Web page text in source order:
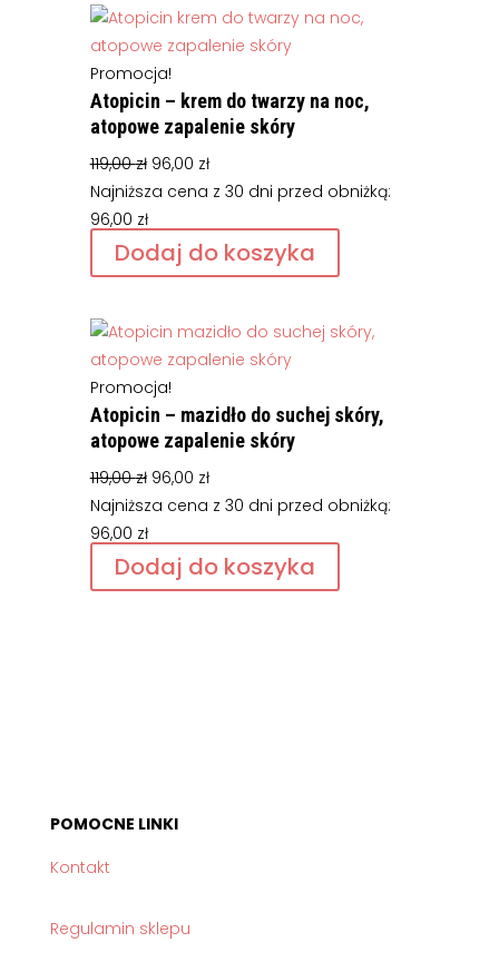
Promocja!
Atopicin – krem do twarzy na noc,
atopowe zapalenie skóry
119,00zł Pierwotna
cena
119,00 zł.
96,00 złAktualna
cena
96,00 zł.
Najniższa cena z 30 dni przed obniżką:
96,00 zł
Dodaj do koszyka
Promocja!
Atopicin – mazidło do suchej skóry,
atopowe zapalenie skóry
119,00zł Pierwotna
cena
119,00 zł.
96,00 złAktualna
cena
96,00 zł.
Najniższa cena z 30 dni przed obniżką:
96,00 zł
Dodaj do koszyka
POMOCNE LINKI
Kontakt
Regulamin sklepu